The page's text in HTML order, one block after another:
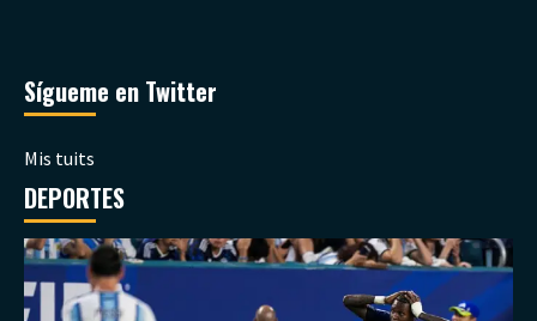
Sígueme en Twitter
Mis tuits
DEPORTES